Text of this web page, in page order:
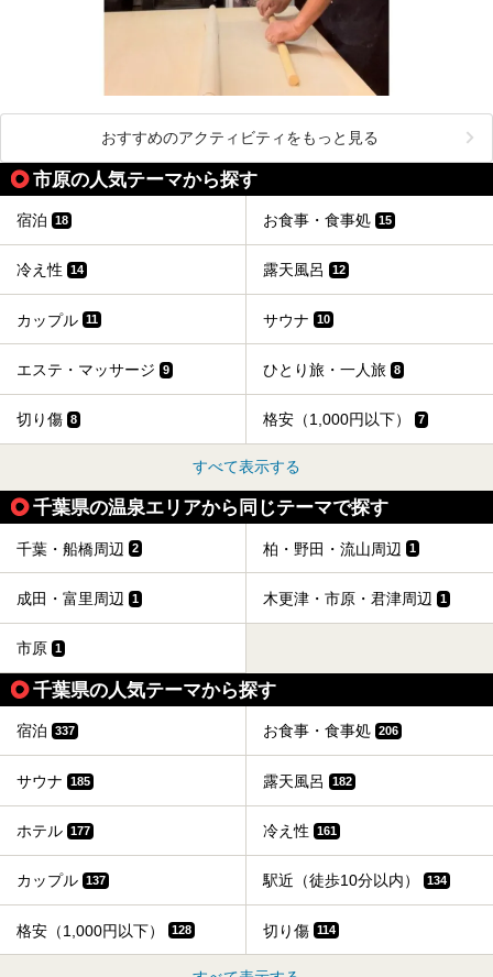
おすすめのアクティビティをもっと見る
市原の人気テーマから探す
宿泊 18 お食事・食事処 15
冷え性 14 露天風呂 12
カップル 11 サウナ 10
エステ・マッサージ 9 ひとり旅・一人旅 8
切り傷 8 格安（1,000円以下） 7
すべて表示する
千葉県の温泉エリアから同じテーマで探す
千葉・船橋周辺 2 柏・野田・流山周辺 1
成田・富里周辺 1 木更津・市原・君津周辺 1
市原 1
千葉県の人気テーマから探す
宿泊 337 お食事・食事処 206
サウナ 185 露天風呂 182
ホテル 177 冷え性 161
カップル 137 駅近（徒歩10分以内） 134
格安（1,000円以下） 128 切り傷 114